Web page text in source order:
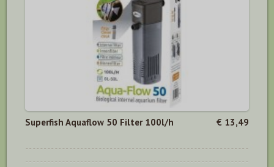
Superfish Aquaflow 50 Filter 100l/h € 13,49